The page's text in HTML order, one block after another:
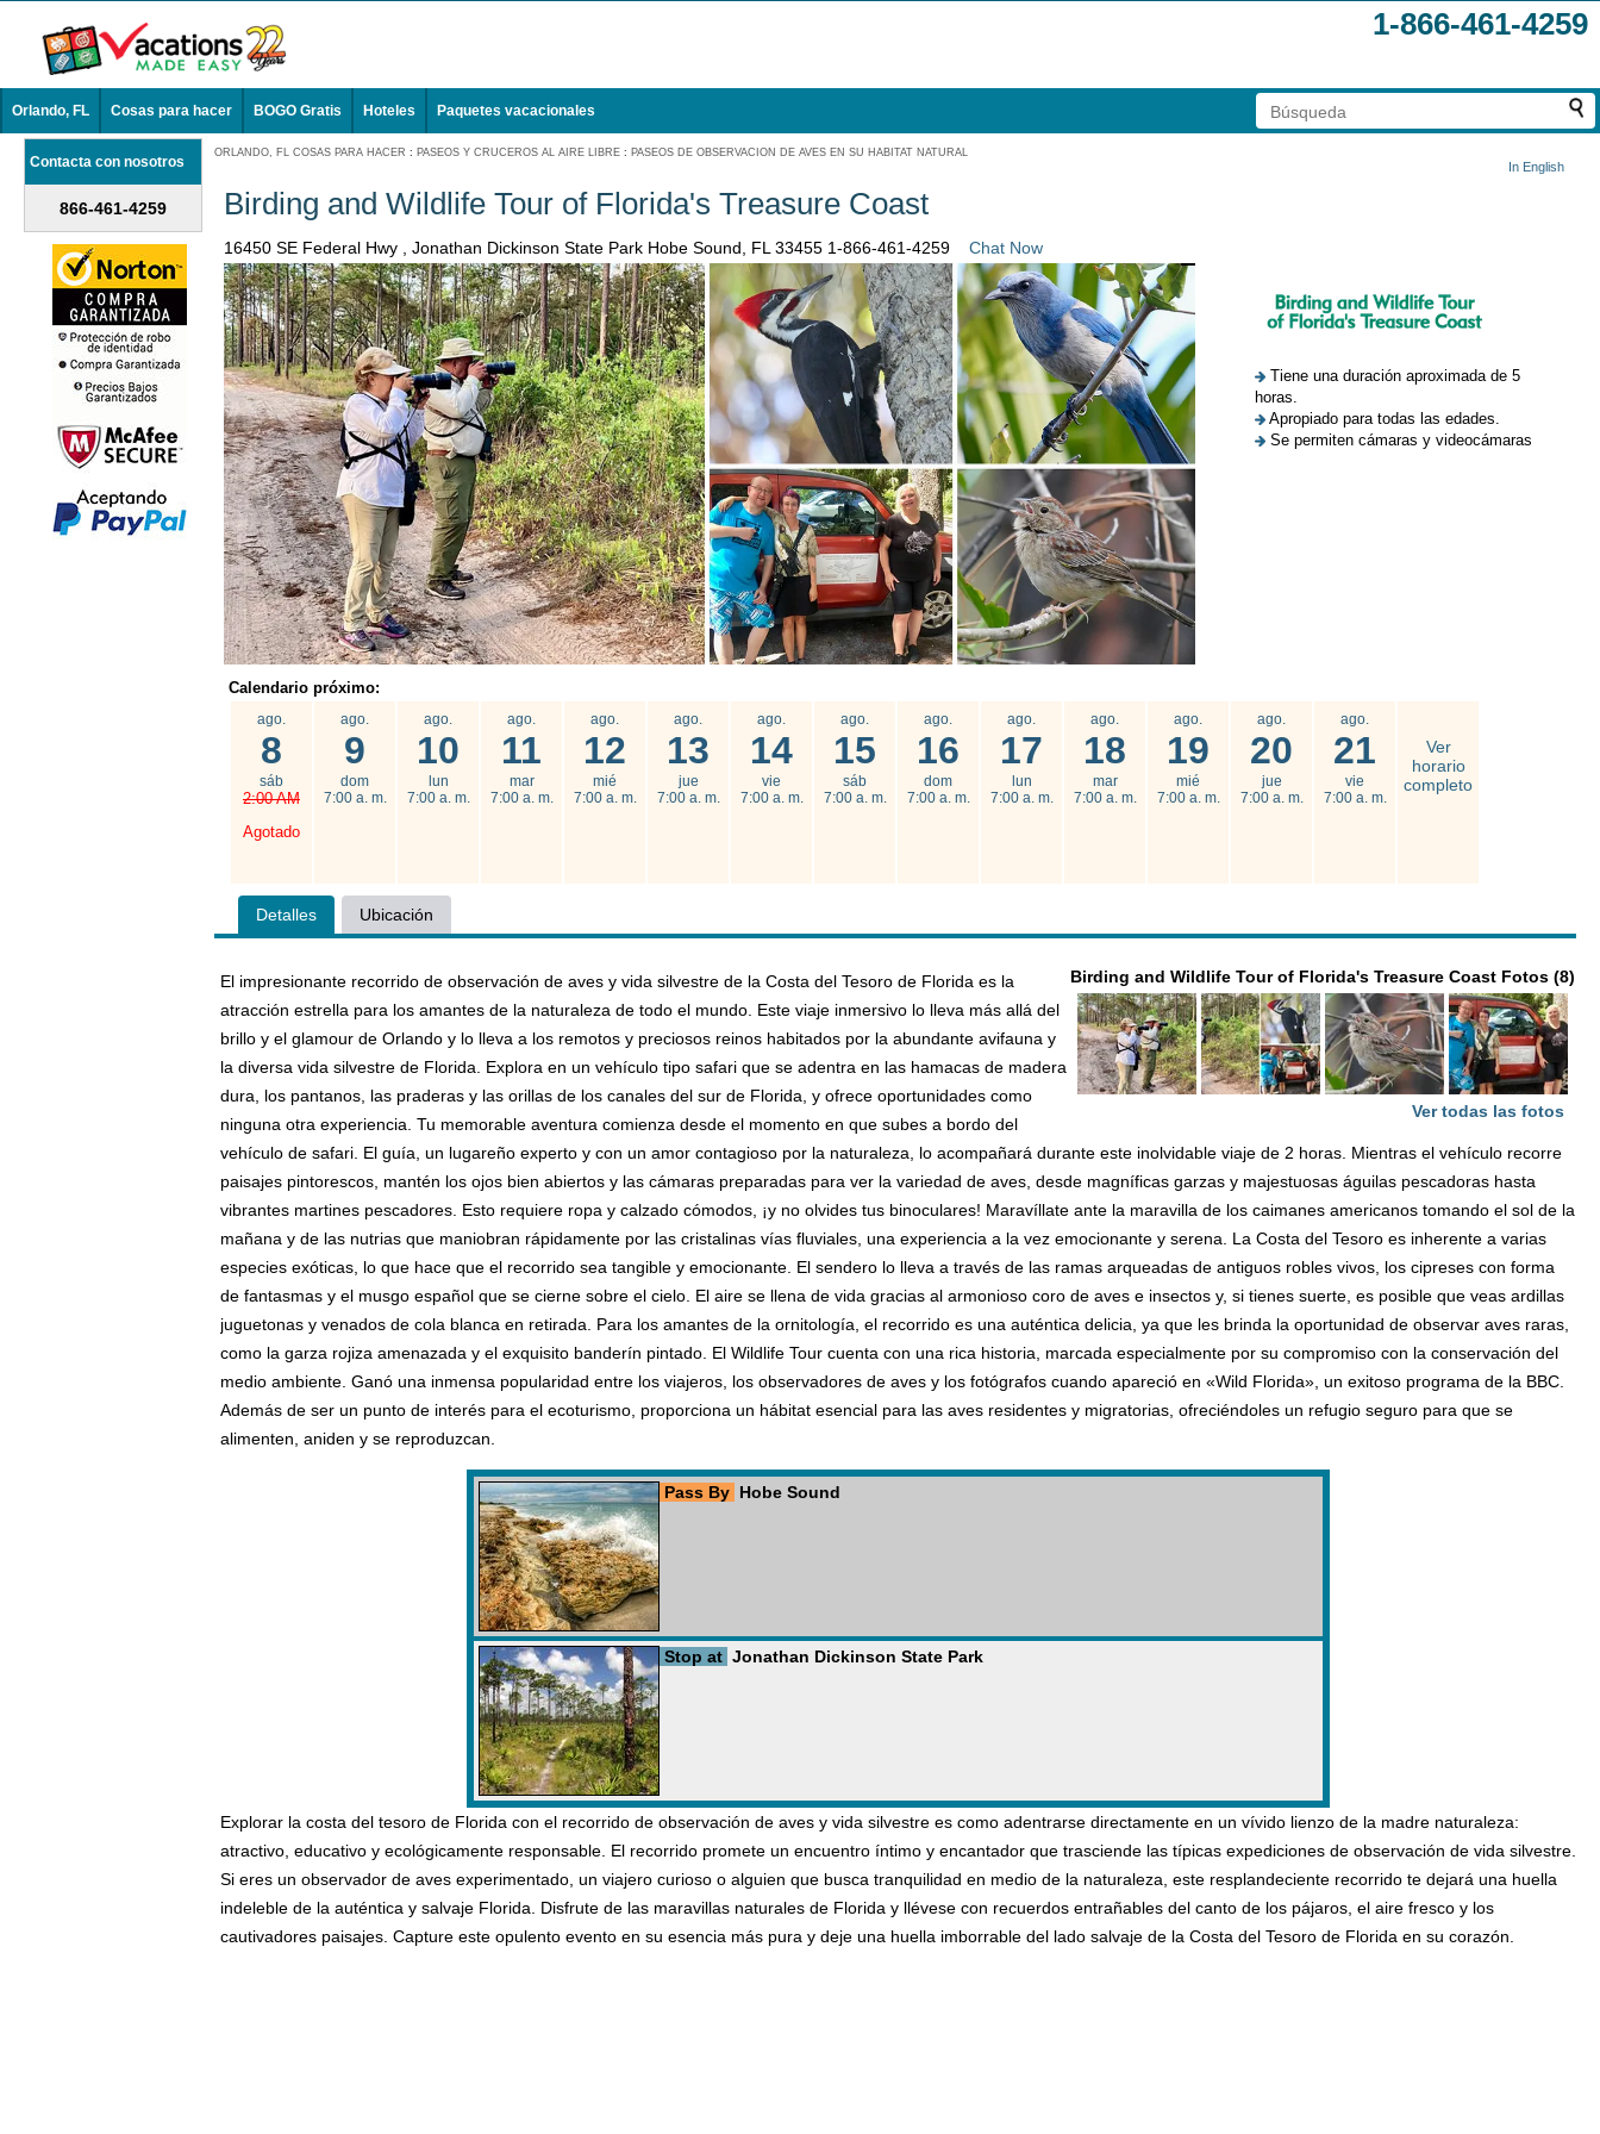
1-866-461-4259
Orlando, FL Cosas para hacer BOGO Gratis Hoteles Paquetes vacacionales
Contacta con nosotros
866-461-4259
ORLANDO, FL COSAS PARA HACER : PASEOS Y CRUCEROS AL AIRE LIBRE : PASEOS DE OBSERVACION DE AVES EN SU HABITAT NATURAL
In English
Birding and Wildlife Tour of Florida's Treasure Coast
16450 SE Federal Hwy , Jonathan Dickinson State Park Hobe Sound, FL 33455 1-866-461-4259 Chat Now
Tiene una duración aproximada de 5
horas.
Apropiado para todas las edades.
Se permiten cámaras y videocámaras
Calendario próximo:
ago.
8
sáb
2:00 AM
Agotado
ago.
9
dom
7:00 a. m.
ago.
10
lun
7:00 a. m.
ago.
11
mar
7:00 a. m.
ago.
12
mié
7:00 a. m.
ago.
13
jue
7:00 a. m.
ago.
14
vie
7:00 a. m.
ago.
15
sáb
7:00 a. m.
ago.
16
dom
7:00 a. m.
ago.
17
lun
7:00 a. m.
ago.
18
mar
7:00 a. m.
ago.
19
mié
7:00 a. m.
ago.
20
jue
7:00 a. m.
ago.
21
vie
7:00 a. m.
Ver
horario
completo
Detalles Ubicación
Birding and Wildlife Tour of Florida's Treasure Coast Fotos (8)
Ver todas las fotos
El impresionante recorrido de observación de aves y vida silvestre de la Costa del Tesoro de Florida es la
atracción estrella para los amantes de la naturaleza de todo el mundo. Este viaje inmersivo lo lleva más allá del
brillo y el glamour de Orlando y lo lleva a los remotos y preciosos reinos habitados por la abundante avifauna y
la diversa vida silvestre de Florida. Explora en un vehículo tipo safari que se adentra en las hamacas de madera
dura, los pantanos, las praderas y las orillas de los canales del sur de Florida, y ofrece oportunidades como
ninguna otra experiencia. Tu memorable aventura comienza desde el momento en que subes a bordo del
vehículo de safari. El guía, un lugareño experto y con un amor contagioso por la naturaleza, lo acompañará durante este inolvidable viaje de 2 horas. Mientras el vehículo recorre
paisajes pintorescos, mantén los ojos bien abiertos y las cámaras preparadas para ver la variedad de aves, desde magníficas garzas y majestuosas águilas pescadoras hasta
vibrantes martines pescadores. Esto requiere ropa y calzado cómodos, ¡y no olvides tus binoculares! Maravíllate ante la maravilla de los caimanes americanos tomando el sol de la
mañana y de las nutrias que maniobran rápidamente por las cristalinas vías fluviales, una experiencia a la vez emocionante y serena. La Costa del Tesoro es inherente a varias
especies exóticas, lo que hace que el recorrido sea tangible y emocionante. El sendero lo lleva a través de las ramas arqueadas de antiguos robles vivos, los cipreses con forma
de fantasmas y el musgo español que se cierne sobre el cielo. El aire se llena de vida gracias al armonioso coro de aves e insectos y, si tienes suerte, es posible que veas ardillas
juguetonas y venados de cola blanca en retirada. Para los amantes de la ornitología, el recorrido es una auténtica delicia, ya que les brinda la oportunidad de observar aves raras,
como la garza rojiza amenazada y el exquisito banderín pintado. El Wildlife Tour cuenta con una rica historia, marcada especialmente por su compromiso con la conservación del
medio ambiente. Ganó una inmensa popularidad entre los viajeros, los observadores de aves y los fotógrafos cuando apareció en «Wild Florida», un exitoso programa de la BBC.
Además de ser un punto de interés para el ecoturismo, proporciona un hábitat esencial para las aves residentes y migratorias, ofreciéndoles un refugio seguro para que se
alimenten, aniden y se reproduzcan.
Pass By Hobe Sound
Stop at Jonathan Dickinson State Park
Explorar la costa del tesoro de Florida con el recorrido de observación de aves y vida silvestre es como adentrarse directamente en un vívido lienzo de la madre naturaleza:
atractivo, educativo y ecológicamente responsable. El recorrido promete un encuentro íntimo y encantador que trasciende las típicas expediciones de observación de vida silvestre.
Si eres un observador de aves experimentado, un viajero curioso o alguien que busca tranquilidad en medio de la naturaleza, este resplandeciente recorrido te dejará una huella
indeleble de la auténtica y salvaje Florida. Disfrute de las maravillas naturales de Florida y llévese con recuerdos entrañables del canto de los pájaros, el aire fresco y los
cautivadores paisajes. Capture este opulento evento en su esencia más pura y deje una huella imborrable del lado salvaje de la Costa del Tesoro de Florida en su corazón.